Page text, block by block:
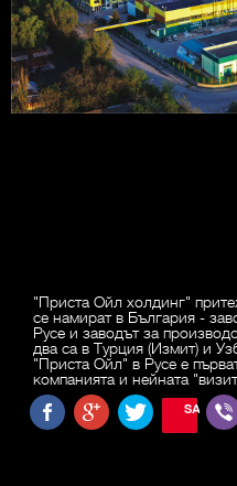
"Приста Ойл холдинг"
се намират в България -
Русе и заводът за
два са в Турция (Измит) и
"Приста Ойл" в Русе е
компанията и нейната
SAVE